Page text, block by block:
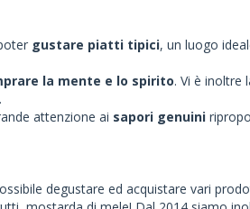
gustare piatti tipici, un luogo
la mente e lo spirito. Vi è inoltre
attenzione ai sapori genuini
degustare ed acquistare vari